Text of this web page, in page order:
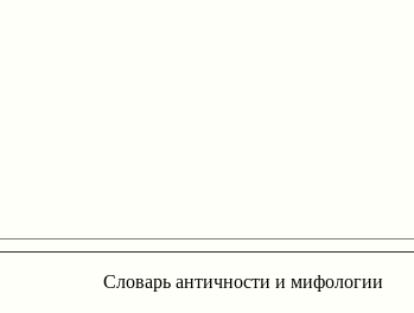
Словарь античности и мифологии